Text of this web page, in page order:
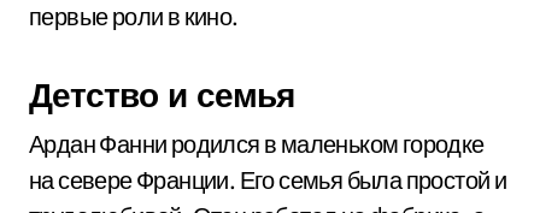
первые роли в кино.
Детство и семья
Ардан Фанни родился в маленьком городке
на севере Франции. Его семья была простой и